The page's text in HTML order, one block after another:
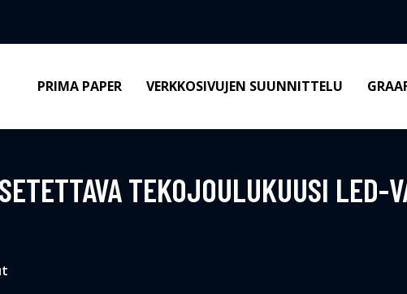
PRIMA PAPER VERKKOSIVUJEN SUUNNITTELU
TEKOJOULUKUUSI